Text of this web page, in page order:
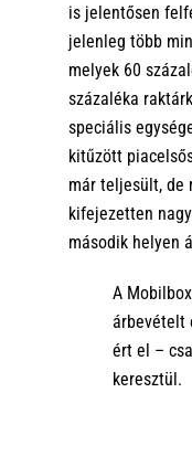
is jelentősen
jelenleg több
melyek 60
százaléka
speciális
kitűzött
már teljesült, de
kifejezetten
második helyen
A
árbevételt
ért el –
keresztül.